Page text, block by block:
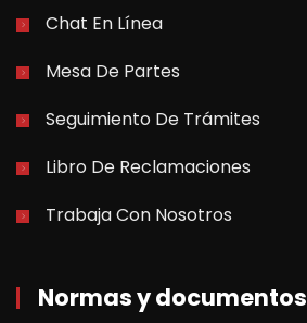
Chat En Línea
Mesa De Partes
Seguimiento De Trámites
Libro De Reclamaciones
Trabaja Con Nosotros
Normas y documentos